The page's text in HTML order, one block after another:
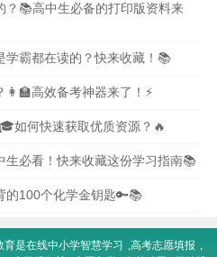
？📚高中生必备的打印版资料来
学霸都在读的？快来收藏！📚
高效备考神器来了！⚡️
如何快速获取优质资源？🔥
生必看！快来收藏这份学习指南📚
的100个化学金钥匙🔑📚
育是在线中小学智慧学习 ,高考志愿填报 ,